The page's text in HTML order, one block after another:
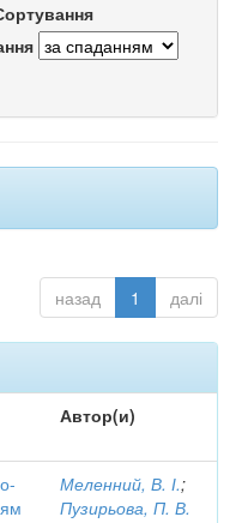
назад 1 далі
Автор(и)
Меленний, В. І.;
Пузирьова, П. В.